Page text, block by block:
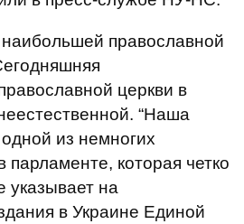
наибольшей православной
церкви в
“Наша
из немногих
парламенте, которая четко
указывает на
в Украине Единой